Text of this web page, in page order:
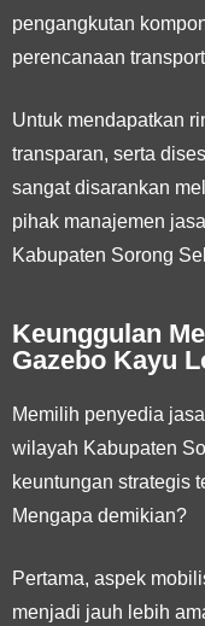
pengangkutan
perencanaan
Untuk mendapatkan
transparan, serta
sangat disarankan
pihak manajemen
Kabupaten Sorong
Keunggulan
Gazebo Kayu
Memilih penyedia
wilayah Kabupaten
keuntungan strategis
Mengapa demikian?
Pertama, aspek
menjadi jauh lebih